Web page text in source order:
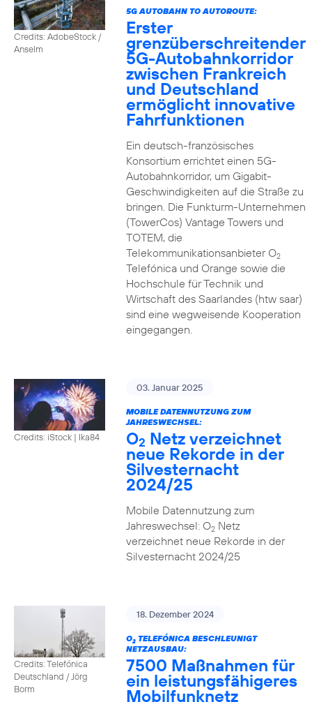
Credits: AdobeStock /
Anselm
5G AUTOBAHN TO AUTOROUTE:
Erster
grenzüberschreitender
5G-Autobahnkorridor
zwischen Frankreich
und Deutschland
ermöglicht innovative
Fahrfunktionen
Ein deutsch-französisches
Konsortium errichtet einen 5G-
Autobahnkorridor, um Gigabit-
Geschwindigkeiten auf die Straße zu
bringen. Die Funkturm-Unternehmen
(TowerCos) Vantage Towers und
TOTEM, die
Telekommunikationsanbieter O2
Telefónica und Orange sowie die
Hochschule für Technik und
Wirtschaft des Saarlandes (htw saar)
sind eine wegweisende Kooperation
eingegangen.
Credits: iStock | Ika84
03. Januar 2025
MOBILE DATENNUTZUNG ZUM
JAHRESWECHSEL:
O2 Netz verzeichnet
neue Rekorde in der
Silvesternacht
2024/25
Mobile Datennutzung zum
Jahreswechsel: O2Netz
verzeichnet neue Rekorde in der
Silvesternacht 2024/25
Credits: Telefónica
Deutschland / Jörg
Borm
18. Dezember 2024
O2TELEFÓNICA BESCHLEUNIGT
NETZAUSBAU:
7500 Maßnahmen für
ein leistungsfähigeres
Mobilfunknetz